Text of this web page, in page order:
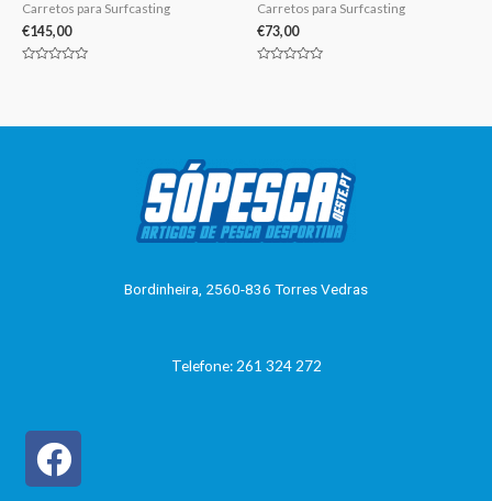
Carretos para Surfcasting
€145,00
Carretos para Surfcasting
€73,00
Bordinheira, 2560-836 Torres Vedras
Telefone: 261 324 272